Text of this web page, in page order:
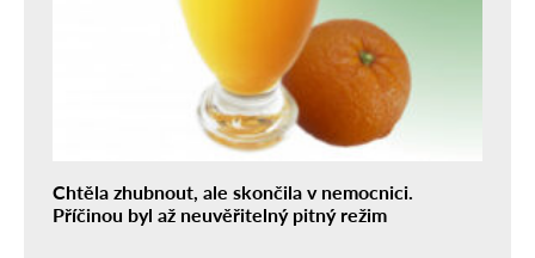
Chtěla zhubnout, ale skončila v nemocnici.
Příčinou byl až neuvěřitelný pitný režim